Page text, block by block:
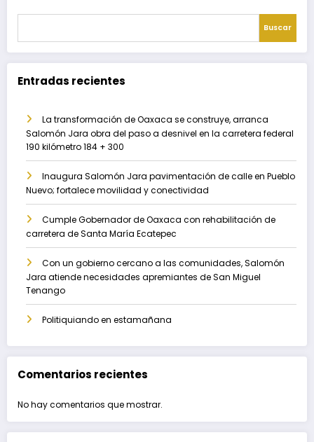
Buscar
Entradas recientes
La transformación de Oaxaca se construye, arranca
Salomón Jara obra del paso a desnivel en la carretera federal
190 kilómetro 184 + 300
Inaugura Salomón Jara pavimentación de calle en Pueblo
Nuevo; fortalece movilidad y conectividad
Cumple Gobernador de Oaxaca con rehabilitación de
carretera de Santa María Ecatepec
Con un gobierno cercano a las comunidades, Salomón
Jara atiende necesidades apremiantes de San Miguel
Tenango
Politiquiando en estamañana
Comentarios recientes
No hay comentarios que mostrar.